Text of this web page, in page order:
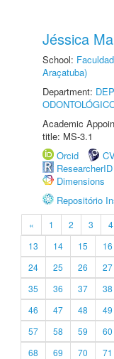
Jéssica
School:
Araçatuba)
Department:
Academic
title: MS-3.1
Orcid
ResearcherID
Dimensions
Repositório
« 1 2 3 4
13
14 15 16
24
25 26 27
35
36 37 38
46
47 48 49
57
58 59 60
68
69 70 71